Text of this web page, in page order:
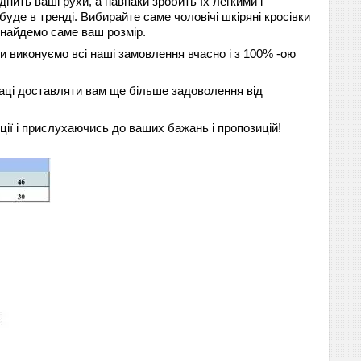
в тренді. Вибирайте саме чоловічі шкіряні кросівки
саме ваш розмір.
всі наші замовлення вчасно і з 100% -ою
доставляти вам ще більше задоволення від
і прислухаючись до ваших бажань і пропозицій!